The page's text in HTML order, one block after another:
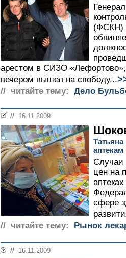
(ФСКН)
арестом в СИЗО
вечером вышел на свободу...
// читайте тему: Дело
// 16.11.2009
аптекам
Случаи
цен на
сфере
// читайте тему:
Рынок
// 16.11.2009